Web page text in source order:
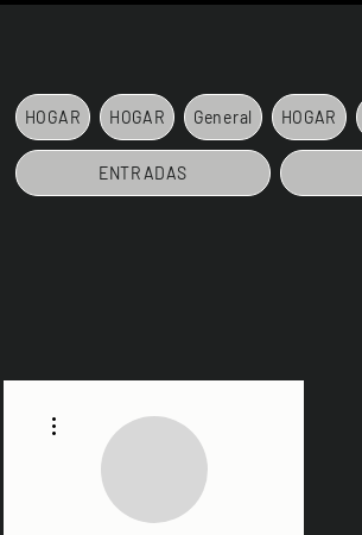
HOGAR HOGAR General HOGAR
ENTRADAS